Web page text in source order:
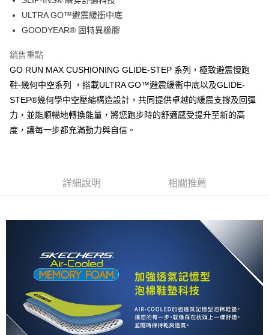
每筆NT$60，滿NT$1,000(含以上)免運費
每筆NT$60，滿NT$1,000(含以上)免運費
宅配
每筆NT$80，滿NT$1,000(含以上)免運費
ULTRA GO™避震緩衝中底
GOODYEAR® 固特異橡膠
銷售重點
GO RUN MAX CUSHIONING GLIDE-STEP 系列，極致避震慢跑
鞋-幾何中空系列 ，搭載ULTRA GO™避震緩衝中底以及GLIDE-
STEP®幾何學中空壓縮構造設計，共同提供卓越的緩震支撐及回彈
力，並能順暢地轉換能量，將您跑步時的舒適感受提升至新的高
度，讓每一步都充滿動力與自信。
詳細說明 相關推薦